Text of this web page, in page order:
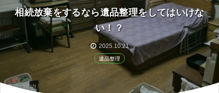
相続放棄をするなら遺品整理をしてはいけな
い！？
2025.10.21
遺品整理